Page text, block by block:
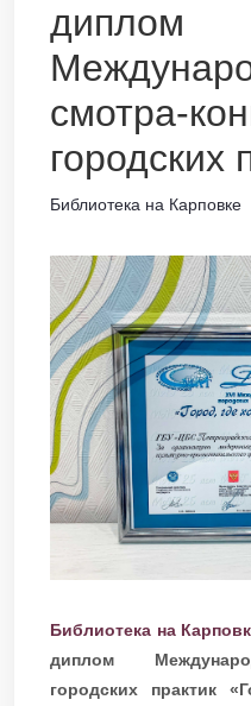
диплом
смотра-
городских
Библиотека на Карповке
Библиотека на
диплом
городских практик